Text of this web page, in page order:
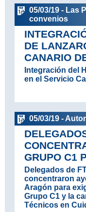
05/03/19 - Las
convenios
DE
CANARIO
Integración del
en el Servicio
05/03/19 -
GRUPO C1
Delegados de
concentraron
Aragón para
Grupo C1 y la
Técnicos en